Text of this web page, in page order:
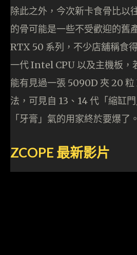
除此之外，今次新卡食骨比以
的骨可能是一些不受歡迎的舊
RTX 50 系列，不少店舖稱食
一代 Intel CPU 以及主機板，
能有見過一張 5090D 夾 20
法，可見自 13、14 代「縮缸
「牙膏」氣的用家終於要爆了。
ZCOPE 最新影片